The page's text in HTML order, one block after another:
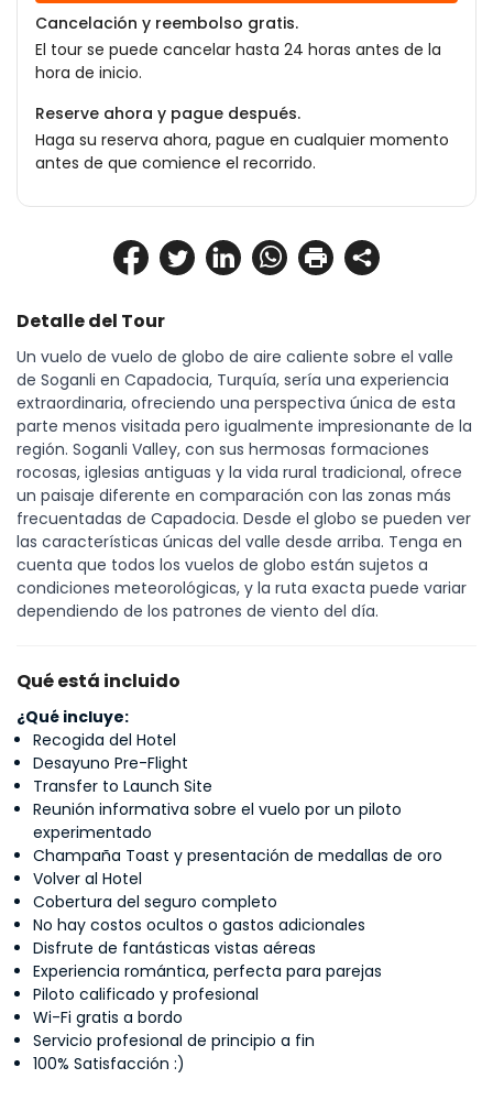
Detalle del Tour
Un vuelo de vuelo de globo de aire caliente sobre el valle
de Soganli en Capadocia, Turquía, sería una experiencia
extraordinaria, ofreciendo una perspectiva única de esta
parte menos visitada pero igualmente impresionante de la
región. Soganli Valley, con sus hermosas formaciones
rocosas, iglesias antiguas y la vida rural tradicional, ofrece
un paisaje diferente en comparación con las zonas más
frecuentadas de Capadocia. Desde el globo se pueden ver
las características únicas del valle desde arriba. Tenga en
cuenta que todos los vuelos de globo están sujetos a
condiciones meteorológicas, y la ruta exacta puede variar
dependiendo de los patrones de viento del día.
Qué está incluido
¿Qué incluye:
Recogida del Hotel
Desayuno Pre-Flight
Transfer to Launch Site
Reunión informativa sobre el vuelo por un piloto
experimentado
Champaña Toast y presentación de medallas de oro
Volver al Hotel
Cobertura del seguro completo
No hay costos ocultos o gastos adicionales
Disfrute de fantásticas vistas aéreas
Experiencia romántica, perfecta para parejas
Piloto calificado y profesional
Wi-Fi gratis a bordo
Servicio profesional de principio a fin
100% Satisfacción :)
Cancelación y reembolso gratis.
El tour se puede cancelar hasta 24 horas antes de la
hora de inicio.
Reserve ahora y pague después.
Haga su reserva ahora, pague en cualquier momento
antes de que comience el recorrido.